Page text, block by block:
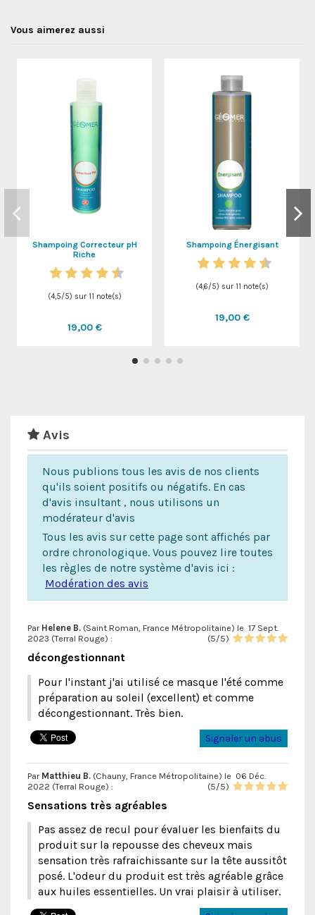
Vous aimerez aussi
Shampoing Correcteur pH
Riche
(4,5/5) sur 11 note(s)
19,00 €
Shampoing Énergisant
(4,6/5) sur 11 note(s)
19,00 €
Avis
Nous publions tous les avis de nos clients
qu'ils soient positifs ou négatifs. En cas
d'avis insultant , nous utilisons un
modérateur d'avis
Tous les avis sur cette page sont affichés par
ordre chronologique. Vous pouvez lire toutes
les règles de notre système d'avis ici :
Modération des avis
Par Helene B. (Saint Roman, France Métropolitaine) le 17 Sept.
2023 (Terral Rouge) : (5/5)
décongestionnant
Pour l'instant j'ai utilisé ce masque l'été comme
préparation au soleil (excellent) et comme
décongestionnant. Très bien.
Signaler un abus
Par Matthieu B. (Chauny, France Métropolitaine) le 06 Déc.
2022 (Terral Rouge) : (5/5)
Sensations très agréables
Pas assez de recul pour évaluer les bienfaits du
produit sur la repousse des cheveux mais
sensation très rafraichissante sur la tête aussitôt
posé. L'odeur du produit est très agréable grâce
aux huiles essentielles. Un vrai plaisir à utiliser.